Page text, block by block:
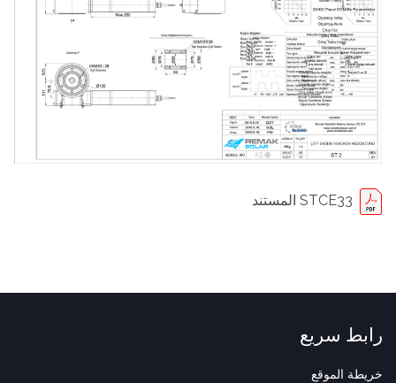
STCE33 المستند
رابط سريع
خريطة الموقع